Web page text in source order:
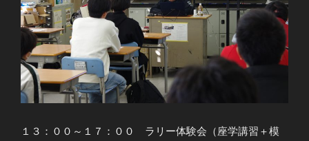
１３：００～１７：００ ラリー体験会（座学講習＋模